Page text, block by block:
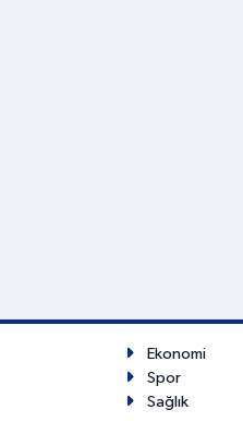
Ekonomi
Spor
Sağlık